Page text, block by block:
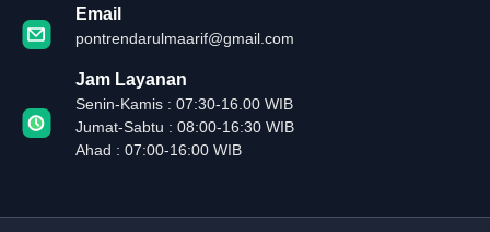
Email
pontrendarulmaarif@gmail.com
Jam Layanan
Senin-Kamis : 07:30-16.00 WIB
Jumat-Sabtu : 08:00-16:30 WIB
Ahad : 07:00-16:00 WIB